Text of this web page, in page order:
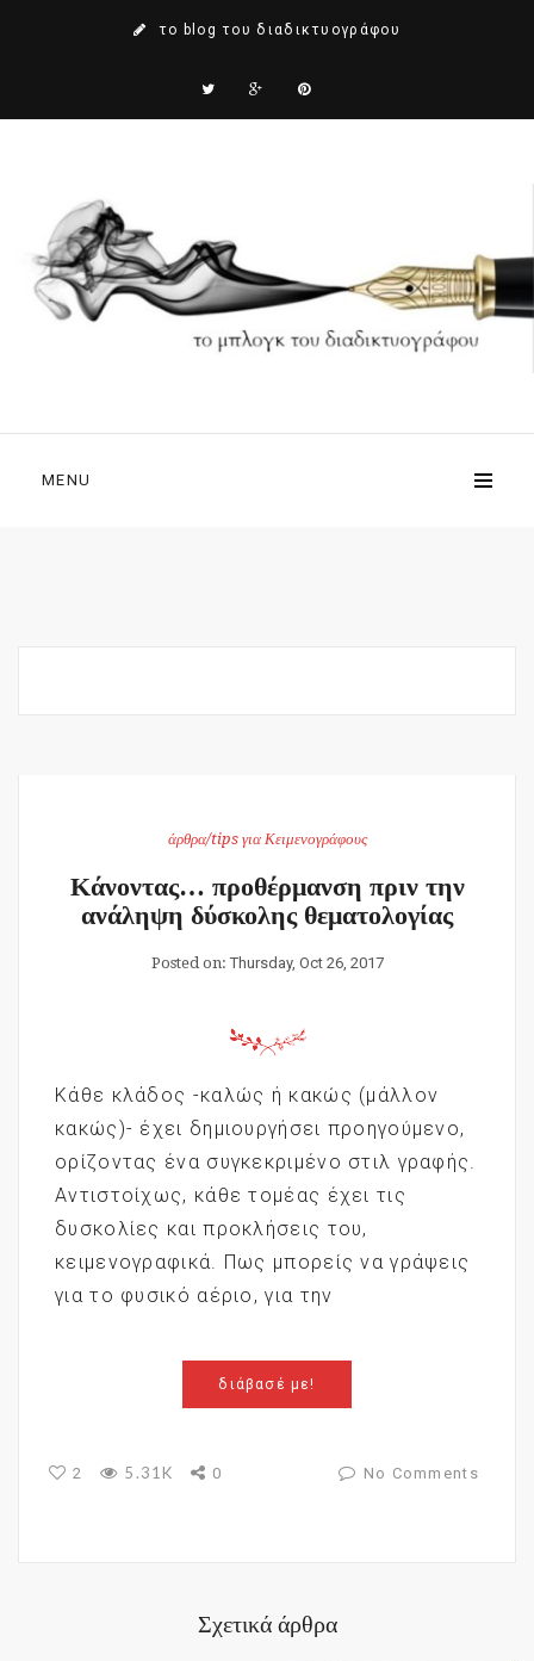
το blog του διαδικτυογράφου
MENU
άρθρα/tips για Κειμενογράφους
Κάνοντας… προθέρμανση πριν την
ανάληψη δύσκολης θεματολογίας
Posted on: Thursday, Oct 26, 2017
Κάθε κλάδος -καλώς ή κακώς (μάλλον
κακώς)- έχει δημιουργήσει προηγούμενο,
ορίζοντας ένα συγκεκριμένο στιλ γραφής.
Αντιστοίχως, κάθε τομέας έχει τις
δυσκολίες και προκλήσεις του,
κειμενογραφικά. Πως μπορείς να γράψεις
για το φυσικό αέριο, για την
διάβασέ με!
2 5.31K 0 No Comments
Σχετικά άρθρα